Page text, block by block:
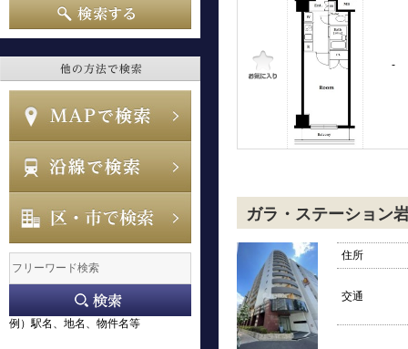
例）駅名、地名、物件名等
-
ガラ・ステーション
住所
交通